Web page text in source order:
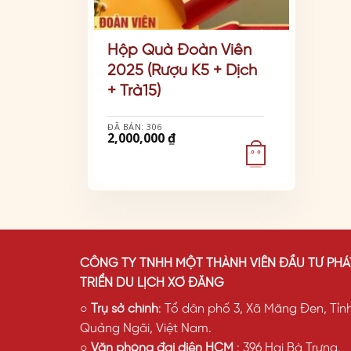
Hộp Quà Đoàn Viên
2025 (Rượu K5 + Dịch
+ Trà15)
ĐÃ BÁN: 306
2,000,000₫
° °
CÔNG TY TNHH MỘT THÀNH VIÊN ĐẦU TƯ PHÁT
TRIỂN DU LỊCH XƠ ĐĂNG
○
Trụ sở chính: Tổ dân phố 3, Xã Măng Đen,
Quảng Ngãi, Việt Nam.
○ Văn phòng đại diện HCM : 396 Hai Bà Trưng,